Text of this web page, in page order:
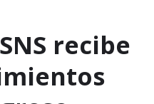
recibe